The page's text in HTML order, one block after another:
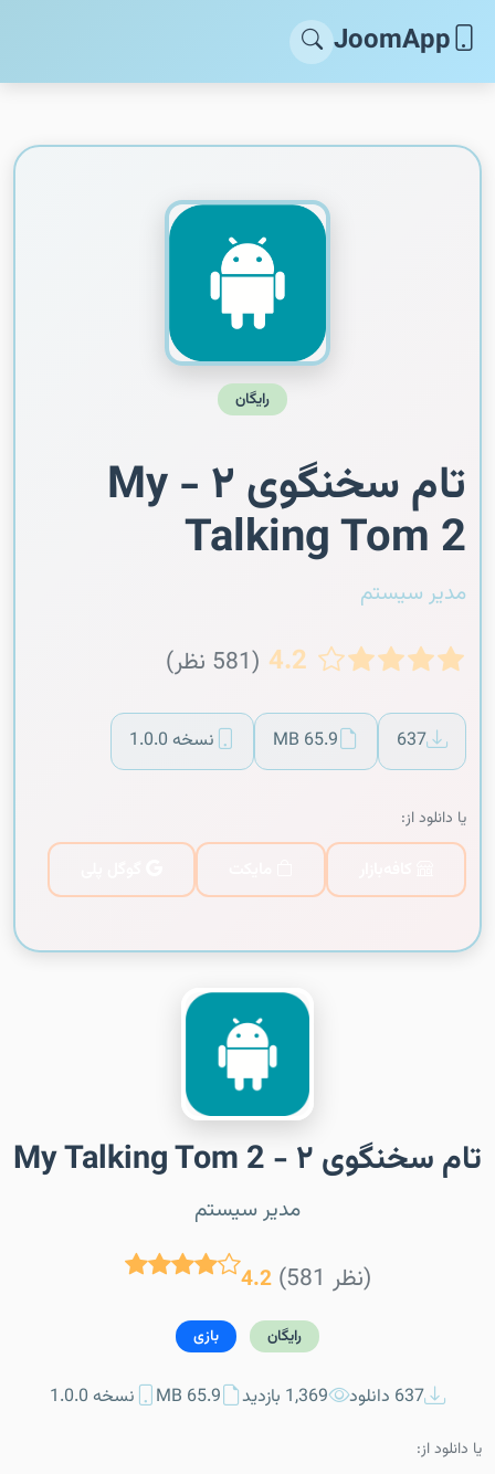
JoomApp
رایگان
تام سخنگوی ۲ - My
Talking Tom 2
مدیر سیستم
4.2 (581 نظر)
637
65.9 MB نسخه 1.0.0
یا دانلود از:
تام سخنگوی ۲ - My Talking Tom 2
مدیر سیستم
4.2 (581 نظر)
رایگان بازی
637 دانلود 1,369 بازدید 65.9 MB نسخه 1.0.0
یا دانلود از: